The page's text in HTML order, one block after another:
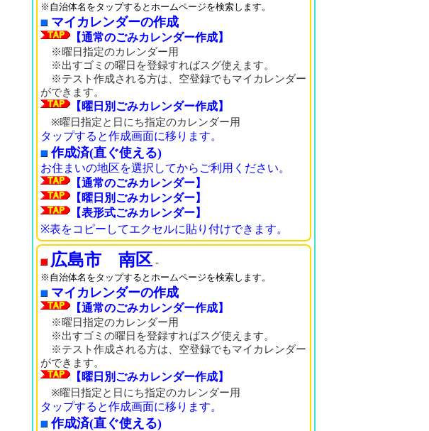
※自治体名をタップするとホームページを検索します。
マイカレンダーの作成
【通常のごみカレンダー作成】
※曜日指定のカレンダー用
※出すゴミの曜日を登録すればスグ使えます。
※テスト作成される方は、空登録でもマイカレンダー
ができます。
【曜日別ごみカレンダー作成】
※曜日指定と日にち指定のカレンダー用
タップすると作成画面に移ります。
作成済(直ぐ使える)
お住まいの地区を選択してからご利用ください。
【通常のごみカレンダー】
【曜日別ごみカレンダー】
【表形式ごみカレンダー】
※表をコピーしてエクセルに貼り付けできます。
広島市 南区 -
※自治体名をタップするとホームページを検索します。
マイカレンダーの作成
【通常のごみカレンダー作成】
※曜日指定のカレンダー用
※出すゴミの曜日を登録すればスグ使えます。
※テスト作成される方は、空登録でもマイカレンダー
ができます。
【曜日別ごみカレンダー作成】
※曜日指定と日にち指定のカレンダー用
タップすると作成画面に移ります。
作成済(直ぐ使える)